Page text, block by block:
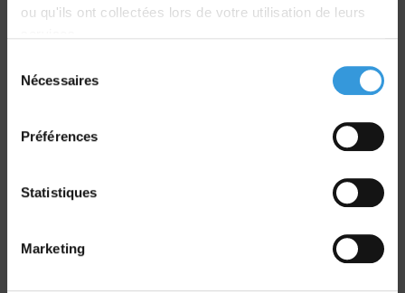
ou qu'ils ont collectées lors de votre utilisation de leurs
Nécessaires
Préférences
Statistiques
Marketing